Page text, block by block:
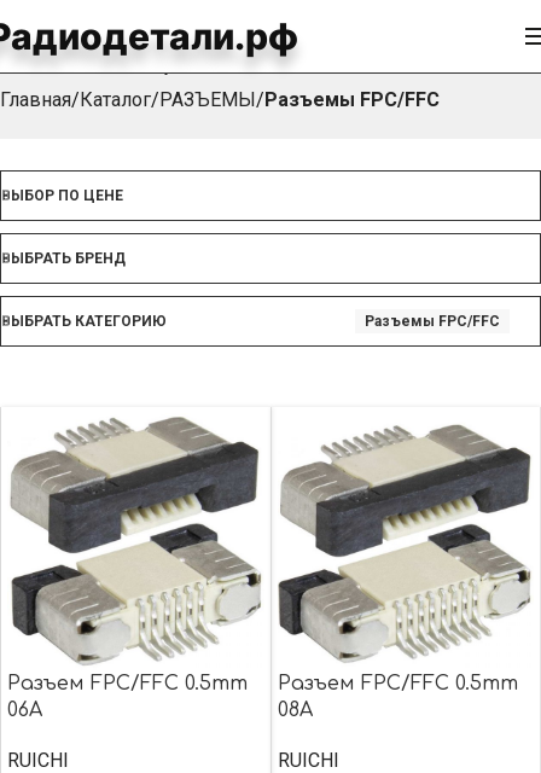
Разъемы FPC/FFC
Главная Каталог РАЗЪЕМЫ Разъемы FPC/FFC
ВЫБОР ПО ЦЕНЕ
ВЫБРАТЬ БРЕНД
ВЫБРАТЬ КАТЕГОРИЮ Разъемы FPC/FFC
Разъем FPC/FFC 0.5mm
06A
RUICHI
Разъем FPC/FFC 0.5mm
08A
RUICHI